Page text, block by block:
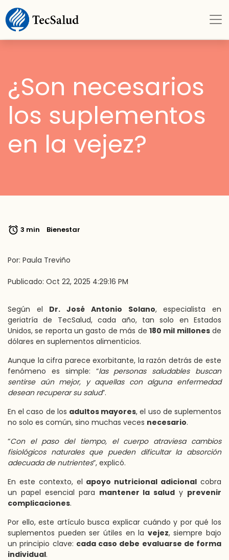
¿Son necesarios
los suplementos
en la vejez?
3 min Bienestar
Por: Paula Treviño
Publicado: Oct 22, 2025 4:29:16 PM
Según el Dr. José Antonio Solano, especialista en
geriatría de TecSalud, cada año, tan solo en Estados
Unidos, se reporta un gasto de más de 180 mil millonesde
dólares en suplementos alimenticios.
Aunque la cifra parece exorbitante, la razón detrás de este
fenómeno es simple: “las personas saludables buscan
sentirse aún mejor, y aquellas con alguna enfermedad
desean recuperar su salud”.
En el caso de los adultos mayores, el uso de suplementos
no solo es común, sino muchas veces necesario.
“Con el paso del tiempo, el cuerpo atraviesa cambios
fisiológicos naturales que pueden dificultar la absorción
adecuada de nutrientes”, explicó.
En este contexto, el apoyo nutricional adicional cobra
un papel esencial para mantener la salud y prevenir
complicaciones.
Por ello, este artículo busca explicar cuándo y por qué los
suplementos pueden ser útiles en la vejez, siempre bajo
un principio clave: cada caso debe evaluarse de forma
individual.